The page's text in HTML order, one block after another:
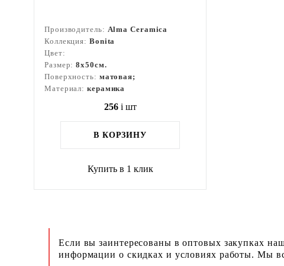
Производитель: Alma Ceramica
Коллекция: Bonita
Цвет:
Размер:8x50см.
Поверхность: матовая;
Материал: керамика
256 i шт
В КОРЗИНУ
Купить в 1 клик
Если вы заинтересованы в оптовых закупках
информации о скидках и условиях работы. Мы